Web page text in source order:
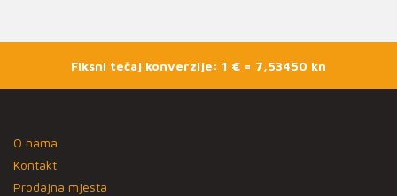
Fiksni tečaj konverzije: 1 € = 7,53450 kn
O nama
Kontakt
Prodajna mjesta